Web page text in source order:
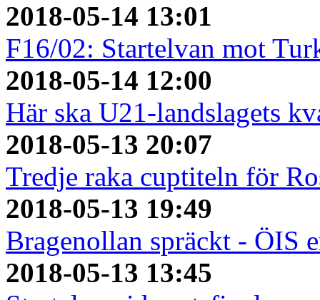
2018-05-14 13:01
F16/02: Startelvan mot
2018-05-14 12:00
Här ska U21-landslagets
2018-05-13 20:07
Tredje raka cuptiteln för
2018-05-13 19:49
Bragenollan spräckt - ÖIS
2018-05-13 13:45